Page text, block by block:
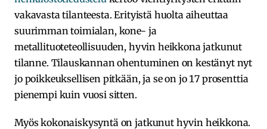
vakavasta tilanteesta. Erityistä huolta aiheuttaa
suurimman toimialan, kone- ja
metallituoteteollisuuden, hyvin heikkona jatkunut
tilanne. Tilauskannan ohentuminen on kestänyt nyt
jo poikkeuksellisen pitkään, ja se on jo 17 prosenttia
pienempi kuin vuosi sitten.
Myös kokonaiskysyntä on jatkunut hyvin heikkona.